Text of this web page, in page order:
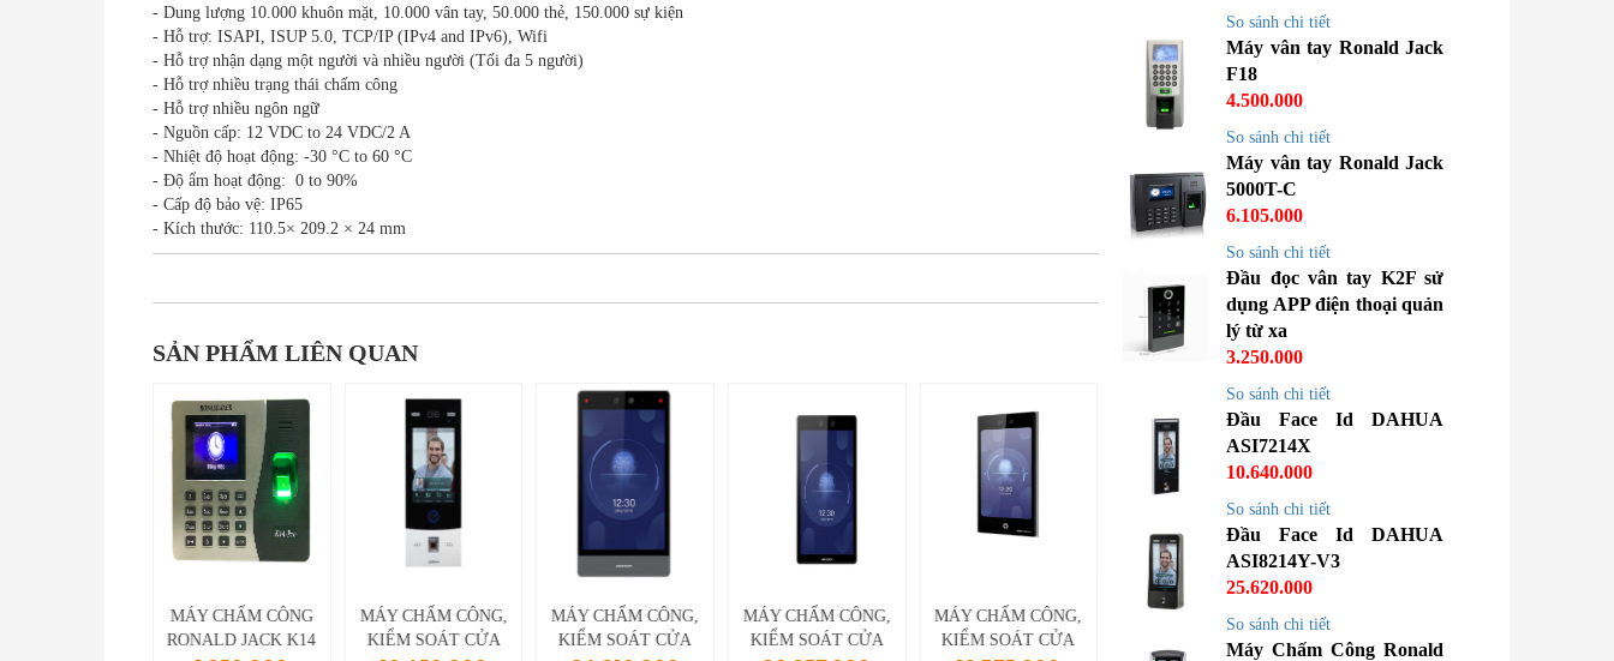
- Dung lượng 10.000 khuôn mặt, 10.000 vân tay, 50.000 thẻ, 150.000 sự kiện
- Hỗ trợ: ISAPI, ISUP 5.0, TCP/IP (IPv4 and IPv6), Wifi
- Hỗ trợ nhận dạng một người và nhiều người (Tối đa 5 người)
- Hỗ trợ nhiều trạng thái chấm công
- Hỗ trợ nhiều ngôn ngữ
- Nguồn cấp: 12 VDC to 24 VDC/2 A
- Nhiệt độ hoạt động: -30 °C to 60 °C
- Độ ẩm hoạt động: 0 to 90%
- Cấp độ bảo vệ: IP65
- Kích thước: 110.5× 209.2 × 24 mm
SẢN PHẨM LIÊN QUAN
MÁY CHẤM CÔNG
RONALD JACK K14
MÁY CHẤM CÔNG,
KIỂM SOÁT CỬA
MÁY CHẤM CÔNG,
KIỂM SOÁT CỬA
MÁY CHẤM CÔNG,
KIỂM SOÁT CỬA
MÁY CHẤM CÔNG,
KIỂM SOÁT CỬA
MÁY CHẤM CÔNG,
KIỂM SOÁT CỬA
MÁY CHẤM CÔNG,
KIỂM SOÁT CỬA
So sánh chi tiết
Máy vân tay Ronald Jack
F18
4.500.000
So sánh chi tiết
Máy vân tay Ronald Jack
5000T-C
6.105.000
So sánh chi tiết
Đầu đọc vân tay K2F sử
dụng APP điện thoại quản
lý từ xa
3.250.000
So sánh chi tiết
Đầu Face Id DAHUA
ASI7214X
10.640.000
So sánh chi tiết
Đầu Face Id DAHUA
ASI8214Y-V3
25.620.000
So sánh chi tiết
Máy Chấm Công Ronald